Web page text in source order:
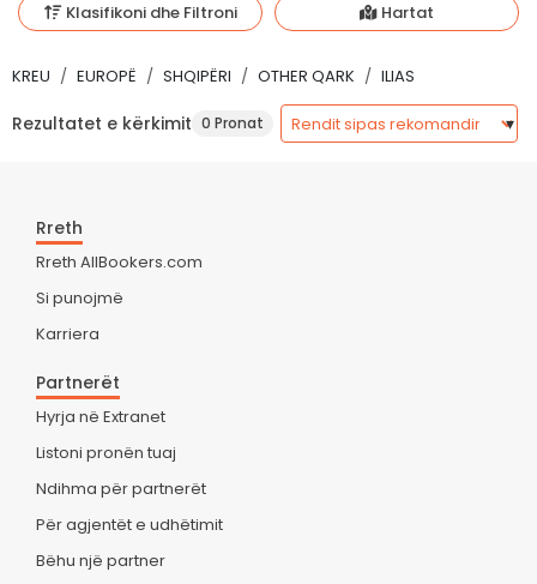
Klasifikoni dhe Filtroni Hartat
KREU EUROPË SHQIPËRI OTHER QARK ILIAS
Rezultatet e kërkimit 0 Pronat
Rreth
Rreth AllBookers.com
Si punojmë
Karriera
Partnerët
Hyrja në Extranet
Listoni pronën tuaj
Ndihma për partnerët
Për agjentët e udhëtimit
Bëhu një partner